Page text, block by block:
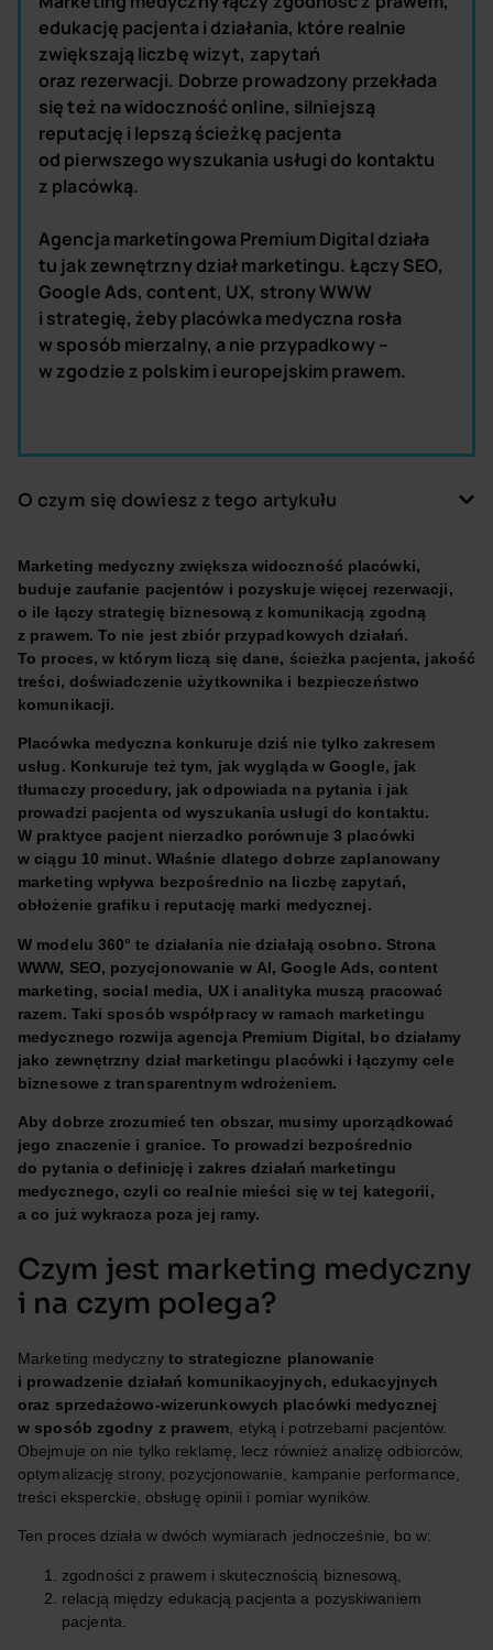
edukację pacjenta i działania, które realnie
zwiększają liczbę wizyt, zapytań
oraz rezerwacji. Dobrze prowadzony przekłada
się też na widoczność online, silniejszą
reputację i lepszą ścieżkę pacjenta
od pierwszego wyszukania usługi do kontaktu
z placówką.
Agencja marketingowa Premium Digital działa
tu jak zewnętrzny dział marketingu. Łączy SEO,
Google Ads, content, UX, strony WWW
i strategię, żeby placówka medyczna rosła
w sposób mierzalny, a nie przypadkowy –
w zgodzie z polskim i europejskim prawem.
O czym się dowiesz z tego artykułu
Marketing medyczny zwiększa widoczność placówki,
buduje zaufanie pacjentów i pozyskuje więcej rezerwacji,
o ile łączy strategię biznesową z komunikacją zgodną
z prawem. To nie jest zbiór przypadkowych działań.
To proces, w którym liczą się dane, ścieżka pacjenta, jakość
treści, doświadczenie użytkownika i bezpieczeństwo
komunikacji.
Placówka medyczna konkuruje dziś nie tylko zakresem
usług. Konkuruje też tym, jak wygląda w Google, jak
tłumaczy procedury, jak odpowiada na pytania i jak
prowadzi pacjenta od wyszukania usługi do kontaktu.
W praktyce pacjent nierzadko porównuje 3 placówki
w ciągu 10 minut. Właśnie dlatego dobrze zaplanowany
marketing wpływa bezpośrednio na liczbę zapytań,
obłożenie grafiku i reputację marki medycznej.
W modelu 360° te działania nie działają osobno. Strona
WWW, SEO, pozycjonowanie w AI, Google Ads, content
marketing, social media, UX i analityka muszą pracować
razem. Taki sposób współpracy w ramach marketingu
medycznego rozwija agencja Premium Digital, bo działamy
jako zewnętrzny dział marketingu placówki i łączymy cele
biznesowe z transparentnym wdrożeniem.
Aby dobrze zrozumieć ten obszar, musimy uporządkować
jego znaczenie i granice. To prowadzi bezpośrednio
do pytania o definicję i zakres działań marketingu
medycznego, czyli co realnie mieści się w tej kategorii,
a co już wykracza poza jej ramy.
Czym jest marketing medyczny
i na czym polega?
Marketing medyczny to strategiczne planowanie
i prowadzenie działań komunikacyjnych, edukacyjnych
oraz sprzedażowo-wizerunkowych placówki medycznej
w sposób zgodny z prawem , etyką i potrzebami pacjentów.
Obejmuje on nie tylko reklamę, lecz również analizę odbiorców,
optymalizację strony, pozycjonowanie, kampanie performance,
treści eksperckie, obsługę opinii i pomiar wyników.
Ten proces działa w dwóch wymiarach jednocześnie, bo w:
zgodności z prawem i skutecznością biznesową,
relacją między edukacją pacjenta a pozyskiwaniem
pacjenta.